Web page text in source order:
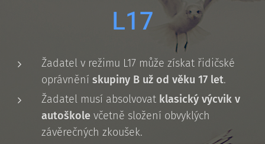
L17
Žadatel v režimu L17 může získat řidičské
oprávnění skupiny B už od věku 17 let.
Žadatel musí absolvovat klasický výcvik v
autoškole včetně složení obvyklých
závěrečných zkoušek.